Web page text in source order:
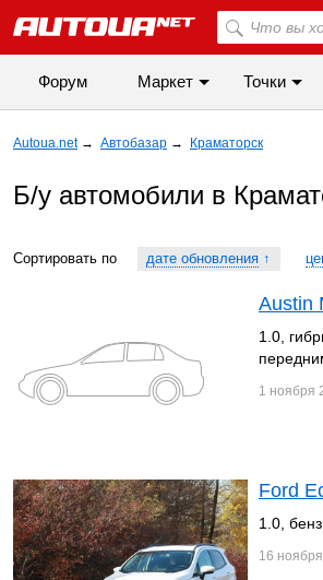
Форум Маркет Точки
Autoua.net → Автобазар → Краматорск
Б/у автомобили в
Сортировать по дате обновления ↑
Austin
1.0,
1 ноября
Ford
1.0,
16